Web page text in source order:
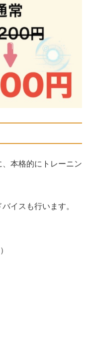
本格的にトレーニン
イスも行います。